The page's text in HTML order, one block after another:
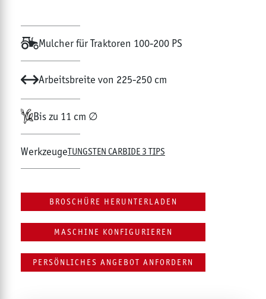
Mulcher für Traktoren 100-200 PS
Arbeitsbreite von 225-250 cm
Bis zu 11 cm ∅
WerkzeugeTUNGSTEN CARBIDE 3 TIPS
BROSCHÜRE HERUNTERLADEN
MASCHINE KONFIGURIEREN